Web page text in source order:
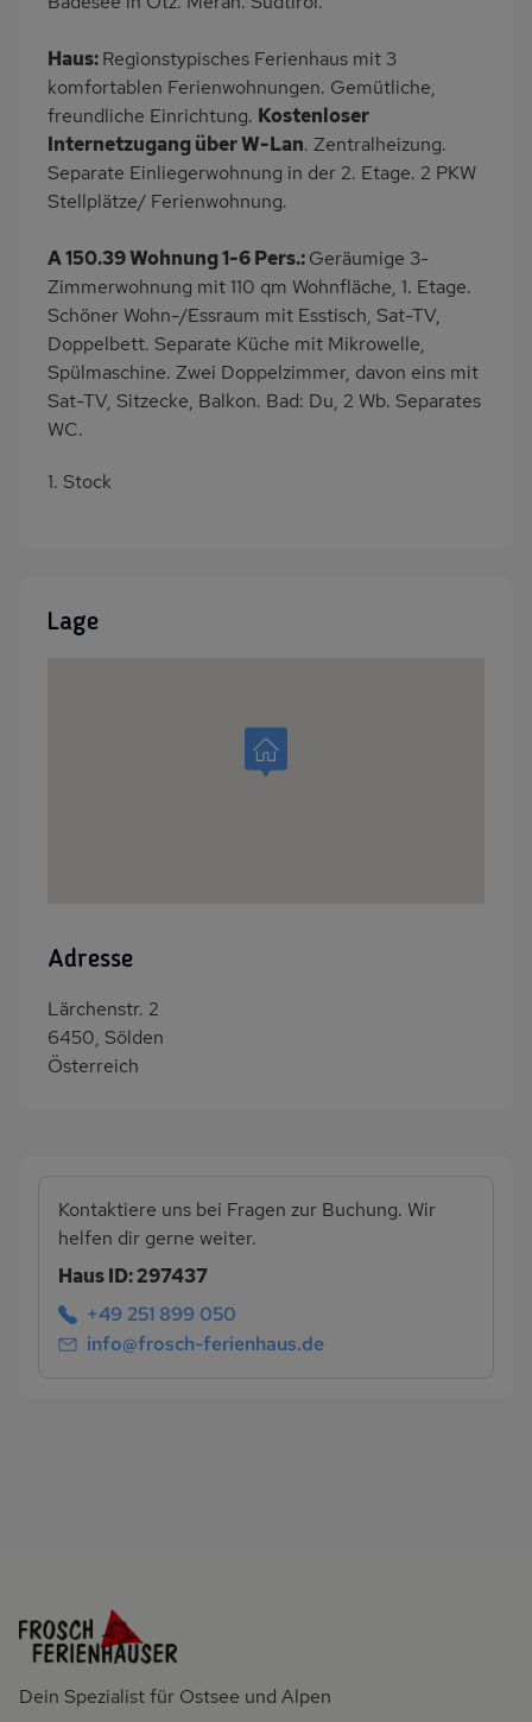
Haus:Regionstypisches Ferienhaus mit 3
komfortablen Ferienwohnungen. Gemütliche,
freundliche Einrichtung. Kostenloser
Internetzugang über W-Lan. Zentralheizung.
Separate Einliegerwohnung in der 2. Etage. 2 PKW
Stellplätze/ Ferienwohnung.
A 150.39 Wohnung 1-6 Pers.:Geräumige 3-
Zimmerwohnung mit 110 qm Wohnfläche, 1. Etage.
Schöner Wohn-/Essraum mit Esstisch, Sat-TV,
Doppelbett. Separate Küche mit Mikrowelle,
Spülmaschine. Zwei Doppelzimmer, davon eins mit
Sat-TV, Sitzecke, Balkon. Bad: Du, 2 Wb. Separates
WC.
1. Stock
Lage
Adresse
Lärchenstr. 2
6450, Sölden
Österreich
Kontaktiere uns bei Fragen zur Buchung. Wir
helfen dir gerne weiter.
Haus ID: 297437
+49 251 899 050
info@frosch-ferienhaus.de
Dein Spezialist für Ostsee und Alpen